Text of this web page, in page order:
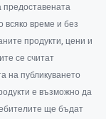
предоставената
време и без
продукти, цени и
се считат
на публикуването
е възможно да
ще бъдат